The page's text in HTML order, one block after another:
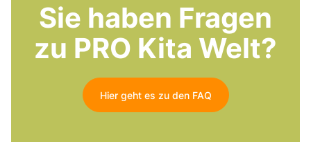
Sie haben Fragen
zu PRO Kita Welt?
Hier geht es zu den FAQ